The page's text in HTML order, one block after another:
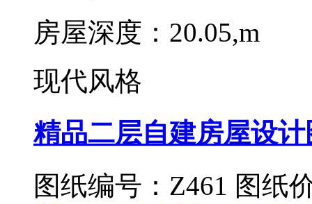
房屋深度：20.05,m
现代风格
精品二层自建房屋设
图纸编号：Z461 图纸